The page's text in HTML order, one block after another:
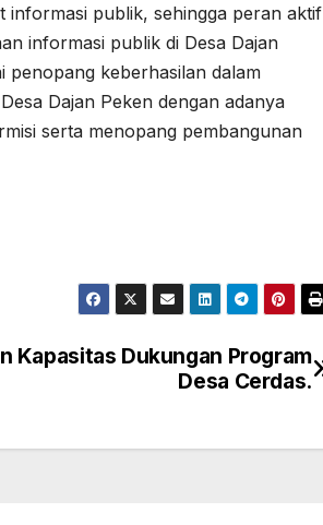
informasi publik, sehingga peran aktif
informasi publik di Desa Dajan
penopang keberhasilan dalam
Dajan Peken dengan adanya
serta menopang pembangunan
Kapasitas Dukungan Program
Desa Cerdas.